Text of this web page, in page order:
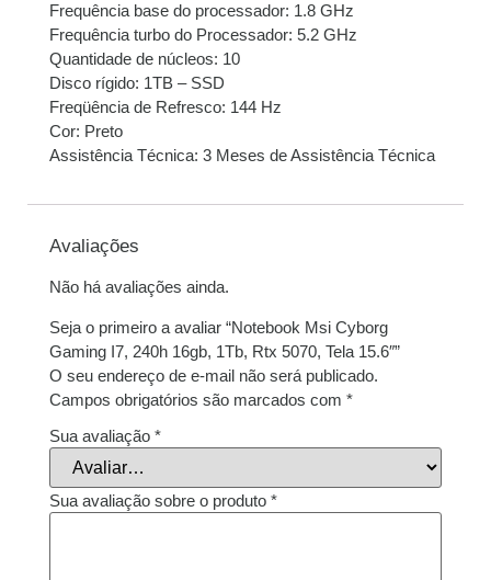
Frequência base do processador: 1.8 GHz
Frequência turbo do Processador: 5.2 GHz
Quantidade de núcleos: 10
Disco rígido: 1TB – SSD
Freqüência de Refresco: 144 Hz
Cor: Preto
Assistência Técnica: 3 Meses de Assistência Técnica
Avaliações
Não há avaliações ainda.
Seja o primeiro a avaliar “Notebook Msi Cyborg
Gaming I7, 240h 16gb, 1Tb, Rtx 5070, Tela 15.6″”
O seu endereço de e-mail não será publicado.
Campos obrigatórios são marcados com *
Sua avaliação *
Sua avaliação sobre o produto *